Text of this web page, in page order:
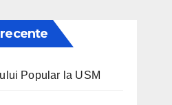
Popular la USM